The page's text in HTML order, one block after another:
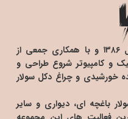
مجموعه آریانا صنعت داوین از سال ۱۳۸۶ و با همکاری جمعی از
و کامپیوتر شروع طراحی و
خورشیدی و چراغ دکل سولار
باغچه ای، دیواری و سایر